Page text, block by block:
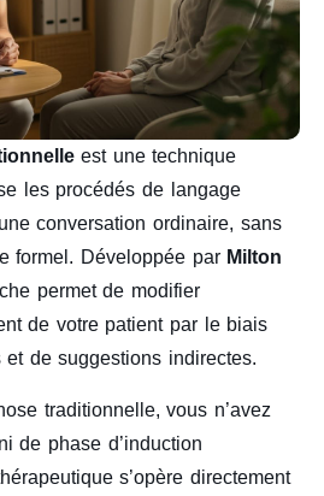
est une technique
les procédés de langage
conversation ordinaire, sans
formel. Développée par Milton
permet de modifier
de votre patient par le biais
et de suggestions indirectes.
traditionnelle, vous n’avez
de phase d’induction
s’opère directement